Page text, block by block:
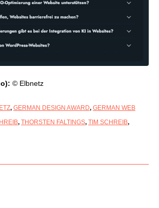
© Elbnetz
, GERMAN DESIGN AWARD, GERMAN WEB
, THORSTEN FALTINGS, TIM SCHREIB,